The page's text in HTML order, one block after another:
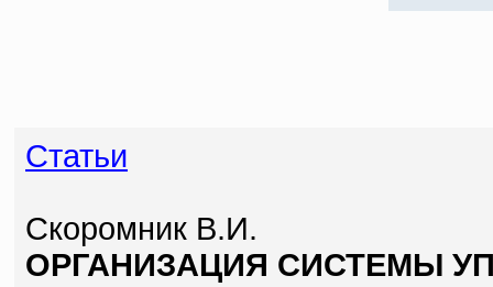
Статьи
Скоромник В.И.
ОРГАНИЗАЦИЯ СИСТЕМЫ